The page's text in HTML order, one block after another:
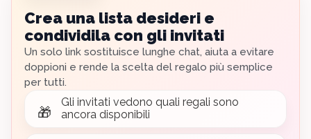
Crea una lista desideri e
condividila con gli invitati
Un solo link sostituisce lunghe chat, aiuta a evitare
doppioni e rende la scelta del regalo più semplice
per tutti.
🎁
Gli invitati vedono quali regali sono
ancora disponibili